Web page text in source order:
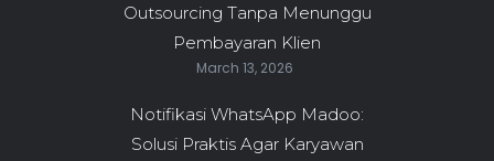
Outsourcing Tanpa Menunggu
Pembayaran Klien
March 13, 2026
Notifikasi WhatsApp Madoo:
Solusi Praktis Agar Karyawan